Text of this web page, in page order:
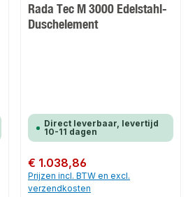
Rada Tec M 3000 Edelstahl-
Duschelement
Direct leverbaar, levertijd
10-11 dagen
Normale prijs:
€ 1.038,86
Prijzen incl. BTW en excl.
verzendkosten